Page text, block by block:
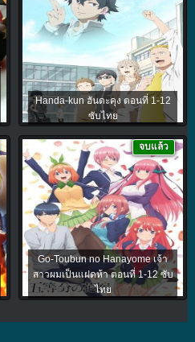
Handa-kun ฮันดะคุง ตอนที่ 1-12
ซับไทย
Go-Toubun no Hanayome เจ้า
สาวผมเป็นแฝดห้า ตอนที่ 1-12 ซับ
ไทย
จบแล้ว